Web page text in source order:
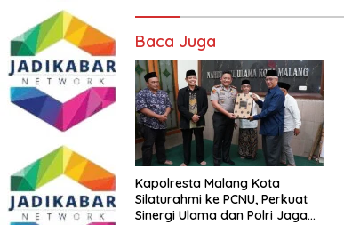
Baca Juga
Kapolresta Malang Kota
Silaturahmi ke PCNU, Perkuat
Sinergi Ulama dan Polri Jaga